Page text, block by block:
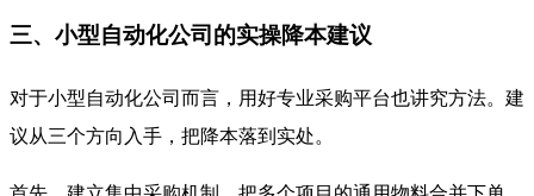
三、小型自动化公司的实操降本建议
对于小型自动化公司而言，用好专业采购平台也讲究方法。建
议从三个方向入手，把降本落到实处。